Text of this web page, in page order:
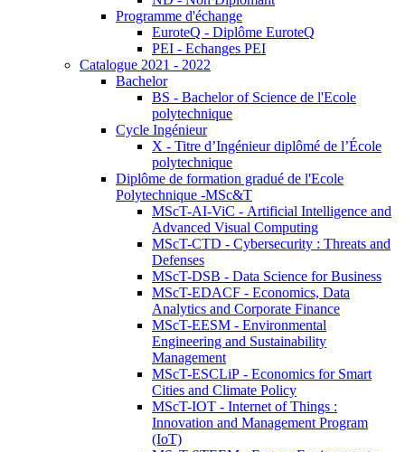
Programme d'échange
EuroteQ - Diplôme EuroteQ
PEI - Echanges PEI
Catalogue 2021 - 2022
Bachelor
BS - Bachelor of Science de l'Ecole
polytechnique
Cycle Ingénieur
X - Titre d’Ingénieur diplômé de l’École
polytechnique
Diplôme de formation gradué de l'Ecole
Polytechnique -MSc&T
MScT-AI-ViC - Artificial Intelligence and
Advanced Visual Computing
MScT-CTD - Cybersecurity : Threats and
Defenses
MScT-DSB - Data Science for Business
MScT-EDACF - Economics, Data
Analytics and Corporate Finance
MScT-EESM - Environmental
Engineering and Sustainability
Management
MScT-ESCLiP - Economics for Smart
Cities and Climate Policy
MScT-IOT - Internet of Things :
Innovation and Management Program
(IoT)